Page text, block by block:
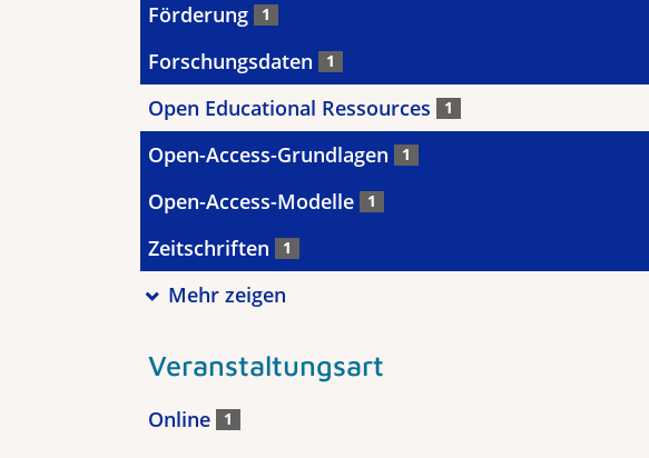
Förderung 1
Forschungsdaten 1
Open Educational Ressources 1
Open-Access-Grundlagen 1
Open-Access-Modelle 1
Zeitschriften 1
Mehr zeigen
Veranstaltungsart
Online 1